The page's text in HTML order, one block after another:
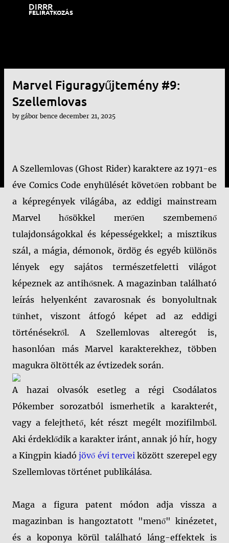
DIRRR
FELIRATKOZÁS
Marvel Figuragyűjtemény #9:
Szellemlovas
by gábor bence december 21, 2025
A Szellemlovas (Ghost Rider) karaktere az 1971-es
éve Comics Code enyhülését követően robbant be
a képregények világába, az eddigi mainstream
Marvel hősökkel merően szembemenő
tulajdonságokkal és képességekkel; a misztikus
szál, a mágia, démonok, ördög és egyéb különös
lények egy sajátos természetfeletti világot
képeznek az antihősnek. A magazinban található
leírás helyenként zavarosnak és bonyolultnak
tűnhet, viszont átfogó képet ad az eddigi
történésekről. A Szellemlovas alteregót is,
hasonlóan más Marvel karakterekhez, többen
magukra öltötték az évtizedek során.
A hazai olvasók esetleg a régi Csodálatos
Pókember sorozatból ismerhetik a karakterét,
vagy a felejthető, két részt megélt mozifilmből.
Aki érdeklődik a karakter iránt, annak jó hír, hogy
a Kingpin kiadó jövő évi terveiközött szerepel egy
Szellemlovas történet publikálása.
Maga a figura patent módon adja vissza a
magazinban is hangoztatott "menő" kinézetet,
és a koponya körül található láng-effektek is